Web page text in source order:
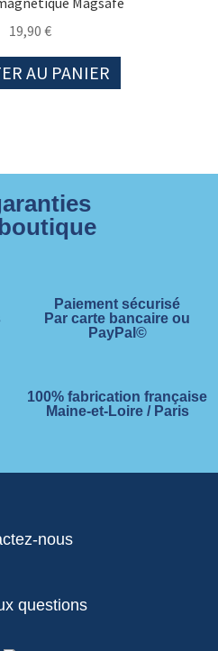
19,90 €
AU PANIER
Paiement sécurisé
Par carte bancaire ou
PayPal©
100% fabrication française
Maine-et-Loire / Paris
nous
questions